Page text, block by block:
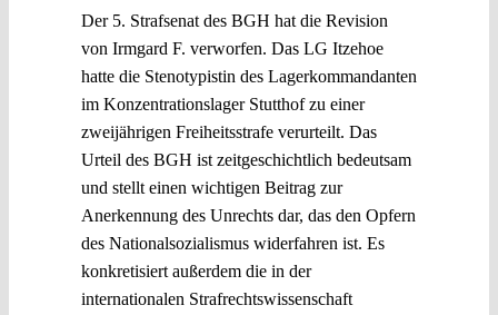
Der 5. Strafsenat des BGH hat die Revision
von Irmgard F. verworfen. Das LG Itzehoe
hatte die Stenotypistin des Lagerkommandanten
im Konzentrationslager Stutthof zu einer
zweijährigen Freiheitsstrafe verurteilt. Das
Urteil des BGH ist zeitgeschichtlich bedeutsam
und stellt einen wichtigen Beitrag zur
Anerkennung des Unrechts dar, das den Opfern
des Nationalsozialismus widerfahren ist. Es
konkretisiert außerdem die in der
internationalen Strafrechtswissenschaft